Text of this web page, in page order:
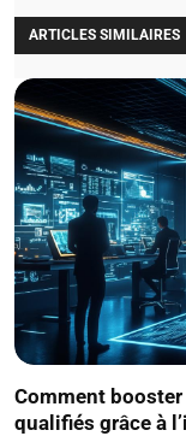
ARTICLES SIMILAIRES
Comment
qualifiés grâce à